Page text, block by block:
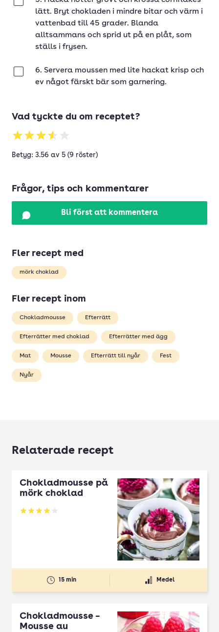
lätt. Bryt chokladen i mindre bitar och värm i
vattenbad till 45 grader. Blanda
alltsammans och sprid ut på en plåt, som
ställs i frysen.
6. Servera moussen med lite hackat krisp och
ev något färskt bär som garnering.
Vad tyckte du om receptet?
Betyg: 3.56 av 5 (9 röster)
Frågor, tips och kommentarer
Bli först att kommentera
Fler recept med
mörk choklad
Fler recept inom
Chokladmousse Efterrätt
Efterrätter med choklad Efterrätter med ägg
Mat Mousse Efterrätt till nyår Fest
Nyår
Relaterade recept
Chokladmousse på
mörk choklad
Betyg: 3.93 av 5
15 min Medel
Chokladmousse –
Mousse au